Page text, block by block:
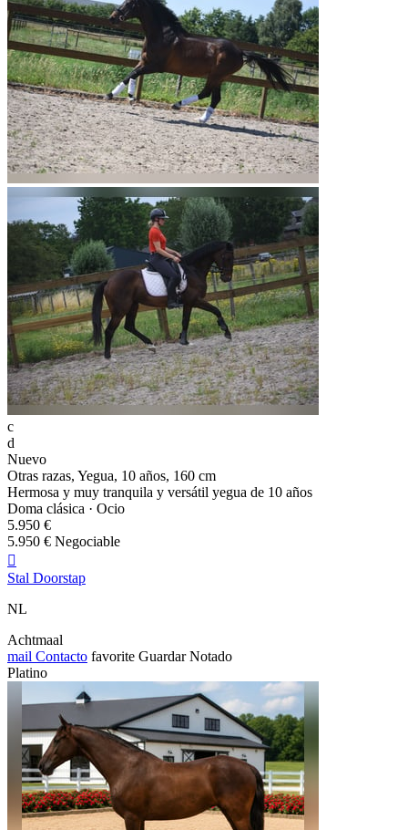
c
d
Nuevo
Otras razas, Yegua, 10 años, 160 cm
Hermosa y muy tranquila y versátil yegua de 10 años
Doma clásica · Ocio
5.950 €
5.950 € Negociable

Stal Doorstap
NL
Achtmaal
mail Contacto favorite Guardar Notado
Platino